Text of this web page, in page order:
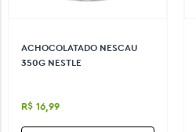
ACHOCOLATADO NESCAU
350G NESTLE
R$ 16,99